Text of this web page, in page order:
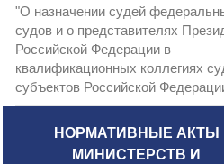
"О назначении судей
судов и о представителях
Российской Федерации в
квалификационных коллегиях
субъектов Российской
НОРМАТИВНЫЕ АКТЫ
МИНИСТЕРСТВ И